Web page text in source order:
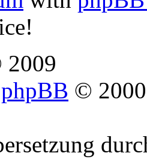
phpBB ©